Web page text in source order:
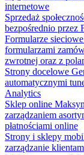
internetowe
Sprzedaż
bezpośrednio przez
Formularze sieciowe
formularzami
zwrotnej oraz z
Strony docelowe
automatycznymi
Analytics
Sklep online
zarządzaniem
płatnościami online
Strony i sklepy
zarządzanie